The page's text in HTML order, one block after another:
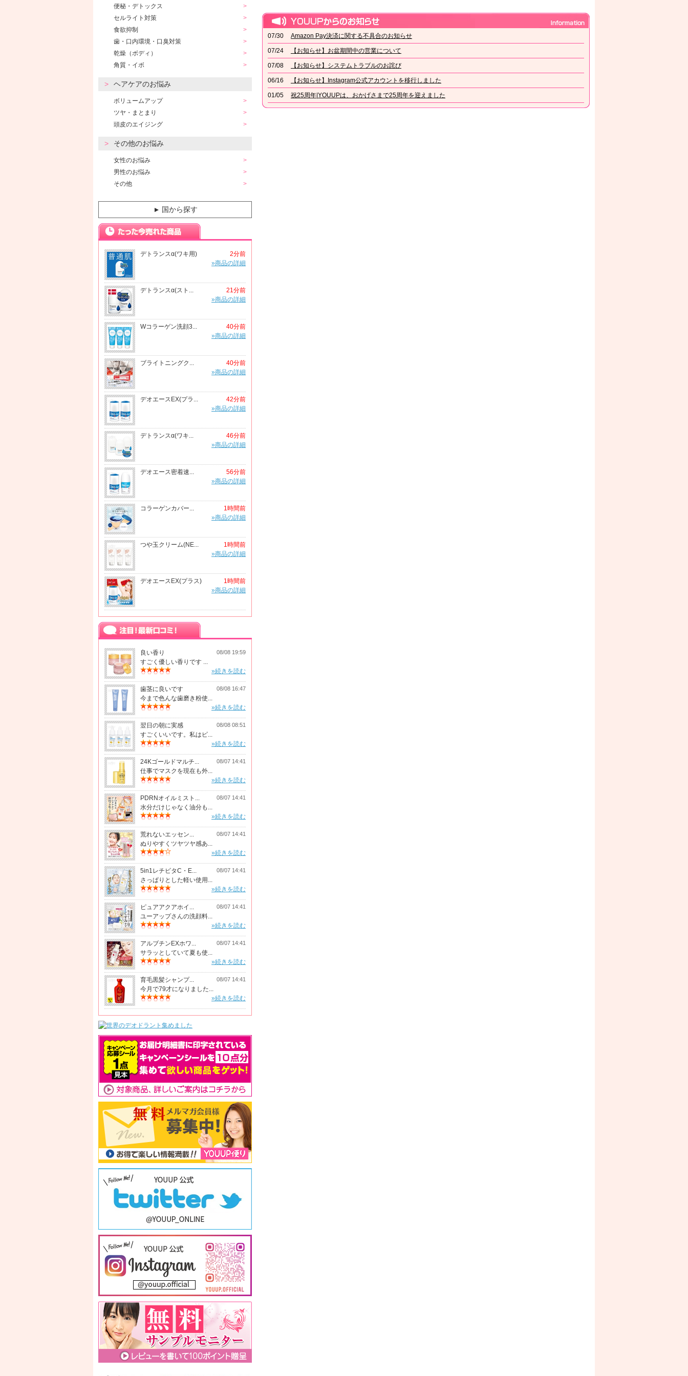
便秘・デトックス
セルライト対策
食欲抑制
歯・口内環境・口臭対策
乾燥（ボディ）
角質・イボ
ヘアケアのお悩み
ボリュームアップ
ツヤ・まとまり
頭皮のエイジング
その他のお悩み
女性のお悩み
男性のお悩み
その他
▼ 国から探す
デトランスα(ワキ用)
2分前
»商品の詳細
デトランスα(スト...
21分前
»商品の詳細
Wコラーゲン洗顔3...
40分前
»商品の詳細
ブライトニングク...
40分前
»商品の詳細
デオエースEX(プラ...
42分前
»商品の詳細
デトランスα(ワキ...
46分前
»商品の詳細
デオエース密着速...
56分前
»商品の詳細
コラーゲンカバー...
1時間前
»商品の詳細
つや玉クリーム(NE...
1時間前
»商品の詳細
デオエースEX(プラス)
1時間前
»商品の詳細
良い香り 08/08 19:59
すごく優しい香りです ...
»続きを読む
歯茎に良いです 08/08 16:47
今まで色んな歯磨き粉使...
»続きを読む
翌日の朝に実感 08/08 08:51
すごくいいです。私はピ...
»続きを読む
24Kゴールドマルチ... 08/07 14:41
仕事でマスクを現在も外...
»続きを読む
PDRNオイルミスト... 08/07 14:41
水分だけじゃなく油分も...
»続きを読む
荒れないエッセン... 08/07 14:41
ぬりやすくツヤツヤ感あ...
»続きを読む
5in1レチビタC・E... 08/07 14:41
さっぱりとした軽い使用...
»続きを読む
ピュアアクアホイ... 08/07 14:41
ユーアップさんの洗顔料...
»続きを読む
アルブチンEXホワ... 08/07 14:41
サラッとしていて夏も使...
»続きを読む
育毛黒髪シャンプ... 08/07 14:41
今月で79才になりました...
»続きを読む
07/30 Amazon Pay決済に関する不具合のお知らせ
07/24 【お知らせ】お盆期間中の営業について
07/08 【お知らせ】システムトラブルのお詫び
06/16 【お知らせ】Instagram公式アカウントを移行しました
01/05 祝25周年|YOUUPは、おかげさまで25周年を迎えました